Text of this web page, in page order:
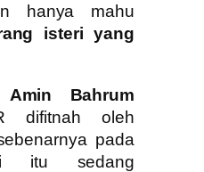
hanya mahu
isteri yang
Bahrum
difitnah oleh
pada
itu sedang